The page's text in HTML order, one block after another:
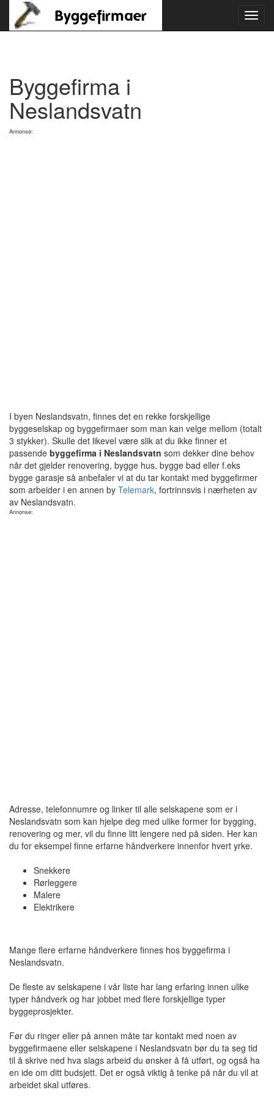
Byggefirma i
Neslandsvatn
Annonse:
I byen Neslandsvatn, finnes det en rekke forskjellige
byggeselskap og byggefirmaer som man kan velge mellom (totalt
3 stykker). Skulle det likevel være slik at du ikke finner et
passende byggefirma i Neslandsvatn som dekker dine behov
når det gjelder renovering, bygge hus, bygge bad eller f.eks
bygge garasje så anbefaler vi at du tar kontakt med byggefirmer
som arbeider i en annen by Telemark, fortrinnsvis i nærheten av
av Neslandsvatn.
Annonse:
Adresse, telefonnumre og linker til alle selskapene som er i
Neslandsvatn som kan hjelpe deg med ulike former for bygging,
renovering og mer, vil du finne litt lengere ned på siden. Her kan
du for eksempel finne erfarne håndverkere innenfor hvert yrke.
Snekkere
Rørleggere
Malere
Elektrikere
Mange flere erfarne håndverkere finnes hos byggefirma i
Neslandsvatn.
De fleste av selskapene i vår liste har lang erfaring innen ulike
typer håndverk og har jobbet med flere forskjellige typer
byggeprosjekter.
Før du ringer eller på annen måte tar kontakt med noen av
byggefirmaene eller selskapene i Neslandsvatn bør du ta seg tid
til å skrive ned hva slags arbeid du ønsker å få utført, og også ha
en ide om ditt budsjett. Det er også viktig å tenke på når du vil at
arbeidet skal utføres.